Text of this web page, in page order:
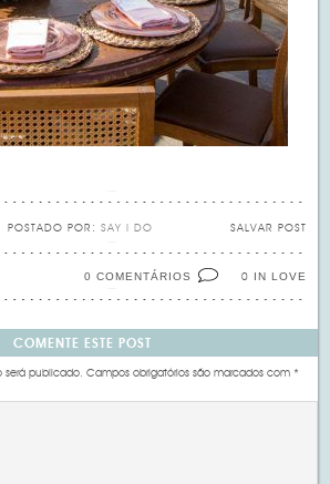
SALVAR POST
POSTADO POR: SAY I DO
0 IN LOVE
0 COMENTÁRIOS
COMENTE ESTE POST
será publicado. Campos obrigatórios são marcados com*